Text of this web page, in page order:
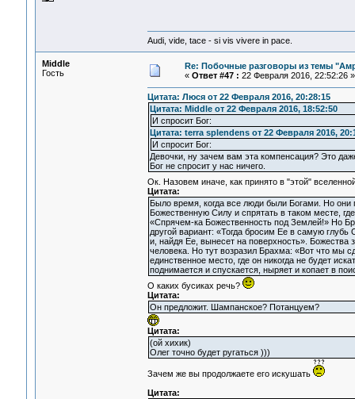
Audi, vide, tace - si vis vivere in pace.
Middle
Гость
Re: Побочные разговоры из темы
« Ответ #47 : 22 Февраля 2016, 22:52:26 »
Цитата: Люся от 22 Февраля 2016, 20:28:15
Цитата: Middle от 22 Февраля 2016, 18:52:50
И спросит Бог:
Цитата: terra splendens от 22 Февраля 2016,
И спросит Бог:
Девочки, ну зачем вам эта компенсация? Это
Бог не спросит у нас ничего.
Ок. Назовем иначе, как принято в "этой"
Цитата:
Было время, когда все люди были Богами. Но
Божественную Силу и спрятать в таком месте,
«Спрячем-ка Божественность под Землей!» Но
другой вариант: «Тогда бросим Ее в самую
и, найдя Ее, вынесет на поверхность». Божества
человека. Но тут возразил Брахма: «Вот что мы
единственное место, где он никогда не будет
поднимается и спускается, ныряет и копает в
О каких бусиках речь?
Цитата:
Он предложит. Шампанское? Потанцуем?
Цитата:
(ой хихик)
Олег точно будет ругаться )))
Зачем же вы продолжаете его искушать
Цитата: